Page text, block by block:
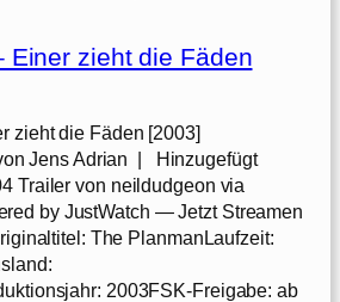
Einer zieht die Fäden
zieht die Fäden [2003]
Jens Adrian | Hinzugefügt
Trailer von neildudgeon via
by JustWatch — Jetzt Streamen
The PlanmanLaufzeit:
2003FSK-Freigabe: ab